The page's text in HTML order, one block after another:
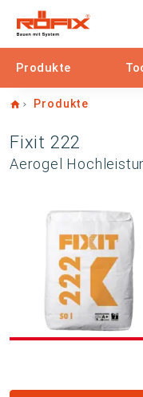
Produkte
Home
Produkte
Fixit 222
Aerogel